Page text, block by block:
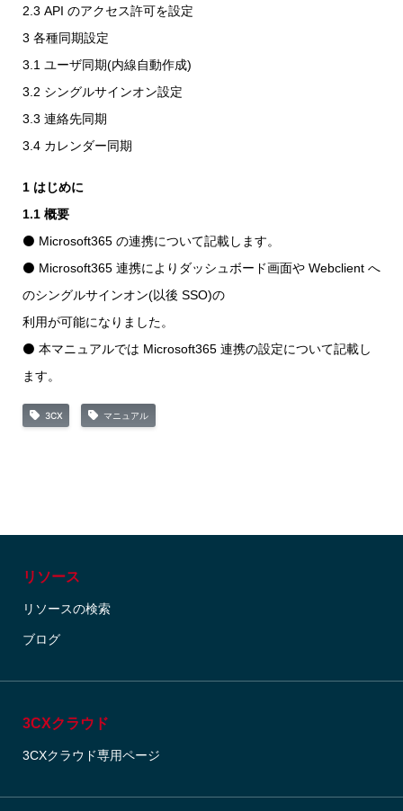
2.3 API のアクセス許可を設定
3 各種同期設定
3.1 ユーザ同期(内線自動作成)
3.2 シングルサインオン設定
3.3 連絡先同期
3.4 カレンダー同期
1 はじめに
1.1 概要
⚫ Microsoft365 の連携について記載します。
⚫ Microsoft365 連携によりダッシュボード画面や Webclient へ
のシングルサインオン(以後 SSO)の
利用が可能になりました。
⚫ 本マニュアルでは Microsoft365 連携の設定について記載し
ます。
3CX マニュアル
リソース
リソースの検索
ブログ
3CXクラウド
3CXクラウド専用ページ